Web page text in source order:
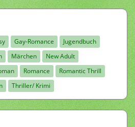
Gay-Romance
Jugendbuch
Märchen
New Adult
Romance
Romantic Thrill
Thriller/ Krimi